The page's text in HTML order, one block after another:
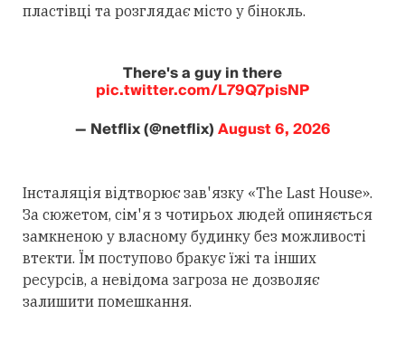
пластівці та розглядає місто у бінокль.
There's a guy in there
pic.twitter.com/L79Q7pisNP
— Netflix (@netflix)August 6, 2026
Інсталяція відтворює зав'язку «The Last House».
За сюжетом, сім'я з чотирьох людей опиняється
замкненою у власному будинку без можливості
втекти. Їм поступово бракує їжі та інших
ресурсів, а невідома загроза не дозволяє
залишити помешкання.